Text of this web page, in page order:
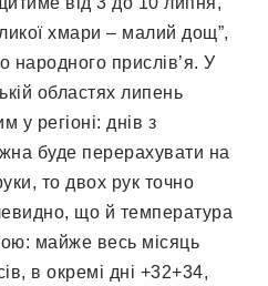
хмари – малий дощ”,
народного прислів’я. У
областях липень
у регіоні: днів з
буде перерахувати на
то двох рук точно
що й температура
майже весь місяць
в окремі дні +32+34,